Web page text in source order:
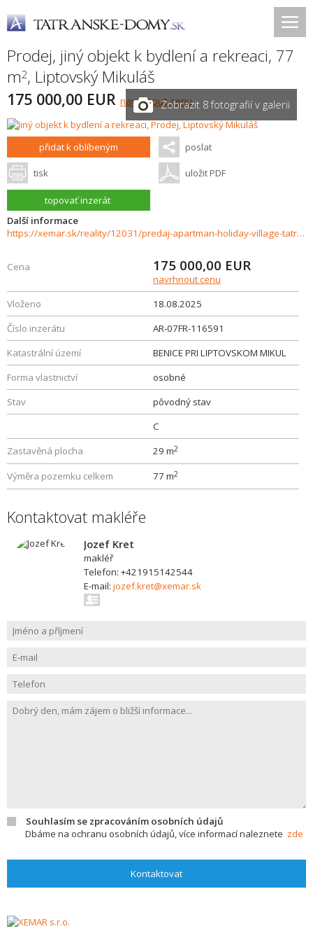
Prodej, jiný objekt k bydlení a rekreaci, 77
m2, Liptovský Mikuláš
175 000,00 EUR navrhnout cenuZobrazit 8 fotografií v galerii
přidat k oblíbeným poslat
tisk uložit PDF
topovať inzerát
Další informace
https://xemar.sk/reality/12031/predaj-apartman-holiday-village-tatralandia
Cena 175 000,00 EUR
navrhnout cenu
Vloženo
18.08.2025
Číslo inzerátu
AR-07FR-116591
Katastrální území
BENICE PRI LIPTOVSKOM MIKUL
Forma vlastnictví
osobné
Stav
pôvodný stav
C
Zastavěná plocha
29 m2
Výměra pozemku celkem 77 m2
Kontaktovat makléře
Jozef Kret
makléř
Telefon: +421915142544
E-mail: jozef.kret@xemar.sk
Souhlasím se zpracováním osobních údajů
Dbáme na ochranu osobních údajů, více informací naleznete zde
Kontaktovat